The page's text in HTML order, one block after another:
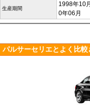
生産期間
1998年10
0年06月
パルサーセリエとよく比